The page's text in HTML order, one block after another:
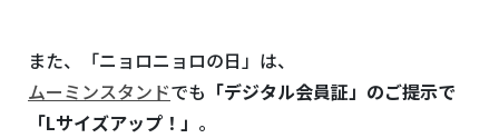
また、「ニョロニョロの日」は、
ムーミンスタンドでも 「デジタル会員証」のご提示で
「Lサイズアップ！」 。